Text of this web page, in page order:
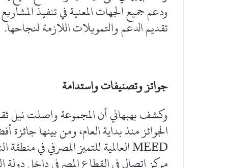
ودعم جميع الجهات المعنية في تنفيذ
تقديم الدعم والتمويلات اللازمة لنجاحها.
جوائز وتصنيفات واستدامة
وكشف بهبهاني أن المجموعة واصلت نيل
الجوائز منذ بداية العام، ومن بينها